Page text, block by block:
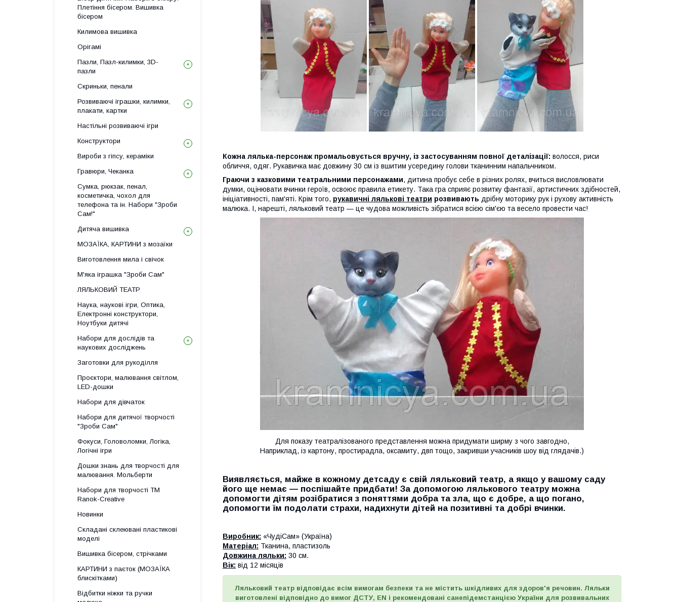
Кожна лялька-персонаж промальовується вручну, із застосуванням повної деталізації: волосся, риси
обличчя, одяг. Рукавичка має довжину 30 см із вшитим усередину голови тканинним напальчником.
Граючи з казковими театральними персонажами, дитина пробує себе в різних ролях, вчиться висловлювати
думки, оцінювати вчинки героїв, освоює правила етикету. Така гра сприяє розвитку фантазії, артистичних здібностей,
ініціативності, пам'яті. Крім того, рукавичні лялькові театри розвивають дрібну моторику рук і рухову активність
малюка. І, нарешті, ляльковий театр — це чудова можливість зібратися всією сім'єю та весело провести час!
Для показу театралізованого представлення можна придумати ширму з чого завгодно,
Наприклад, із картону, простирадла, оксамиту, двп тощо, закривши учасників шоу від глядачів.)
Виявляється, майже в кожному детсаду є свій ляльковий театр, а якщо у вашому саду
його ще немає — поспішайте придбати! За допомогою лялькового театру можна
допомогти дітям розібратися з поняттями добра та зла, що є добре, а що погано,
допомогти їм подолати страхи, надихнути дітей на позитивні та добрі вчинки.
Виробник: «ЧудіСам» (Україна)
Матеріал: Тканина, пластизоль
Довжина ляльки: 30 см.
Вік: від 12 місяців
Ляльковий театр відповідає всім вимогам безпеки та не містить шкідливих для здоров'я речовин. Ляльки
виготовлені відповідно до вимог ДСТУ, EN і рекомендовані санепідемстанцією України для розвивальних
Плетіння бісером. Вишивка
бісером
Килимова вишивка
Орігамі
Пазли, Пазл-килимки, 3D-
пазли
Скриньки, пенали
Розвиваючі іграшки, килимки,
плакати, картки
Настільні розвиваючі ігри
Конструктори
Вироби з гіпсу, кераміки
Гравюри, Чеканка
Сумка, рюкзак, пенал,
косметичка, чохол для
телефона та ін. Набори "Зроби
Сам!"
Дитяча вишивка
МОЗАЇКА, КАРТИНИ з мозаїки
Виготовлення мила і свічок
М'яка іграшка "Зроби Сам"
ЛЯЛЬКОВИЙ ТЕАТР
Наука, наукові ігри, Оптика,
Електронні конструктори,
Ноутбуки дитячі
Набори для дослідів та
наукових досліджень
Заготовки для рукоділля
Проєктори, малювання світлом,
LED-дошки
Набори для дівчаток
Набори для дитячої творчості
"Зроби Сам"
Фокуси, Головоломки, Логіка,
Логічні ігри
Дошки знань для творчості для
малювання. Мольберти
Набори для творчості ТМ
Ranok-Creative
Новинки
Складані склеювані пластикові
моделі
Вишивка бісером, стрічками
КАРТИНИ з паєток (МОЗАЇКА
блискітками)
Відбитки ніжки та ручки